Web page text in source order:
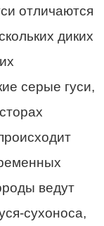
отличаются
диких
серые гуси,
ведут
сухоноса,